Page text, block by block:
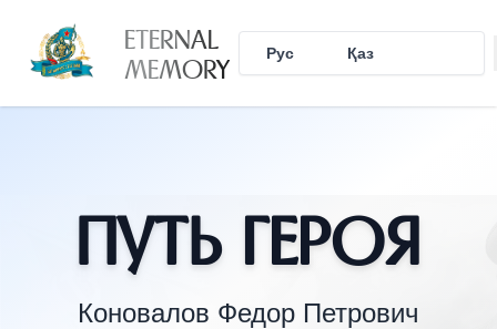
ETERNAL
MEMORY Рус Қаз
Путь Героя
Коновалов Федор Петрович